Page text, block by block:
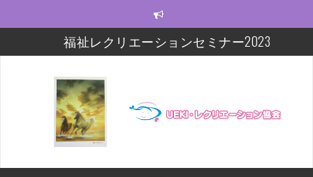
福祉レクリエーションセミナー2023
【福祉レクセミナー2021】いよいよ今週末!!
【福祉レクセミナー2021】開講に関するお知らせ
今年度の福祉レクセミナー、開催します！！！